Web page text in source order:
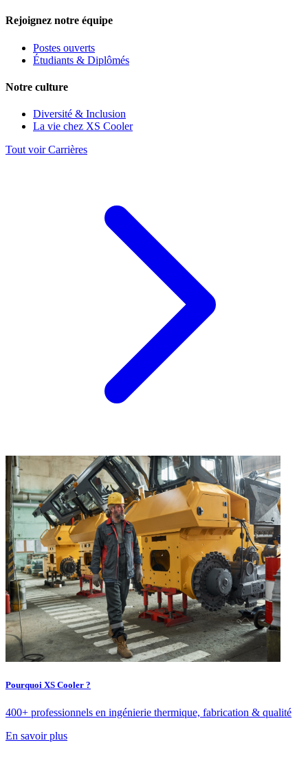
Rejoignez notre équipe
Postes ouverts
Étudiants & Diplômés
Notre culture
Diversité & Inclusion
La vie chez XS Cooler
Tout voir Carrières
Pourquoi XS Cooler ?
400+ professionnels en ingénierie thermique, fabrication & qualité
En savoir plus